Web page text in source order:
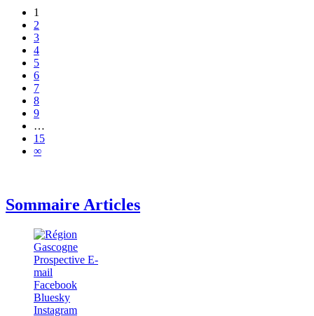
1
2
3
4
5
6
7
8
9
…
15
∞
Sommaire Articles